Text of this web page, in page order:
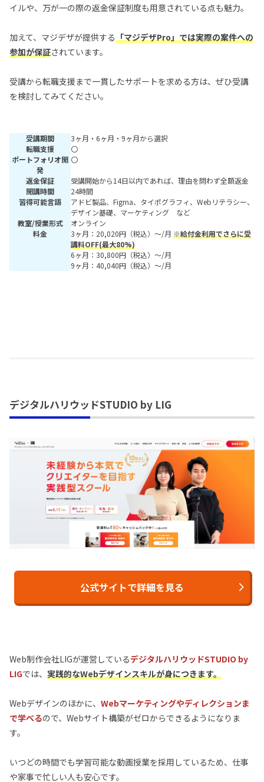
イルや、万が一の際の返金保証制度も用意されている点も魅力。
加えて、マジデザが提供する 「マジデザPro」では実際の案件への
参加が保証されています。
受講から転職支援まで一貫したサポートを求める方は、ぜひ受講
を検討してみてください。
受講期間
3ヶ月・6ヶ月・9ヶ月から選択
転職支援
〇
ポートフォリオ開
発
〇
返金保証
受講開始から14日以内であれば、理由を問わず全額返金
開講時間
24時間
習得可能言語
アドビ製品、Figma、タイポグラフィ、Webリテラシー、
デザイン基礎、マーケティング など
教室/授業形式
オンライン
料金
3ヶ月：20,020円（税込）～/月 ※給付金利用でさらに受
講料OFF(最大80%)
6ヶ月：30,800円（税込）～/月
9ヶ月：40,040円（税込）～/月
デジタルハリウッドSTUDIO by LIG
公式サイトで詳細を見る
Web制作会社LIGが運営しているデジタルハリウッドSTUDIO by
LIGでは、 実践的なWebデザインスキルが身につきます。
Webデザインのほかに、 Webマーケティングやディレクションま
で学べるので、Webサイト構築がゼロからできるようになりま
す。
いつどの時間でも学習可能な動画授業を採用しているため、仕事
や家事で忙しい人も安心です。